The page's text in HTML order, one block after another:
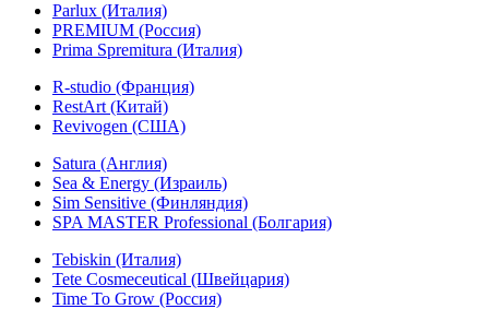
Parlux (Италия)
PREMIUM (Россия)
Prima Spremitura (Италия)
R-studio (Франция)
RestArt (Китай)
Revivogen (США)
Satura (Англия)
Sea & Energy (Израиль)
Sim Sensitive (Финляндия)
SPA MASTER Professional (Болгария)
Tebiskin (Италия)
Tete Cosmeceutical (Швейцария)
Time To Grow (Россия)